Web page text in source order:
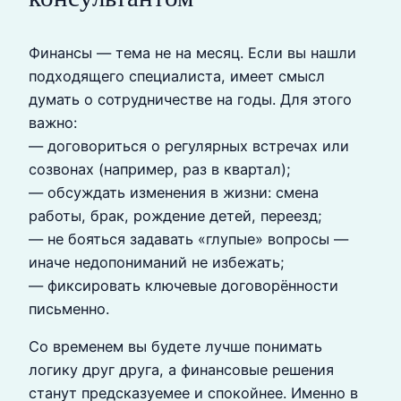
Финансы — тема не на месяц. Если вы нашли
подходящего специалиста, имеет смысл
думать о сотрудничестве на годы. Для этого
важно:
— договориться о регулярных встречах или
созвонах (например, раз в квартал);
— обсуждать изменения в жизни: смена
работы, брак, рождение детей, переезд;
— не бояться задавать «глупые» вопросы —
иначе недопониманий не избежать;
— фиксировать ключевые договорённости
письменно.
Со временем вы будете лучше понимать
логику друг друга, а финансовые решения
станут предсказуемее и спокойнее. Именно в